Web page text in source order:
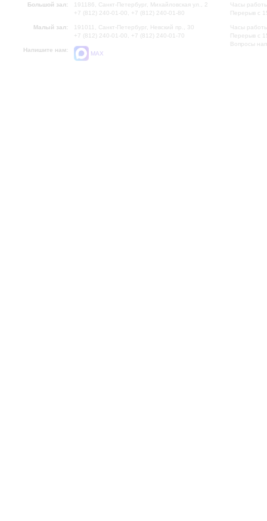
Большой зал:
191186, Санкт-Петербург, Михайловская ул., 2
+7 (812) 240-01-00, +7 (812) 240-01-80
Малый зал:
191011, Санкт-Петербург, Невский пр., 30
+7 (812) 240-01-00, +7 (812) 240-01-70
Напишите нам:
MAX
Часы
Перерыв с
Часы
Перерыв с
Вопросы